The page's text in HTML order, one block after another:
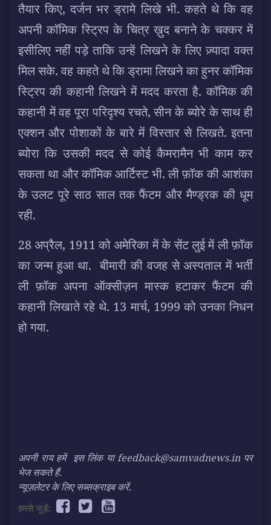
तैयार किए, दर्जन भर ड्रामे लिखे भी. कहते थे कि वह
अपनी कॉमिक स्ट्रिप के चित्र ख़ुद बनाने के चक्कर में
इसीलिए नहीं पड़े ताकि उन्हें लिखने के लिए ज़्यादा वक्त
मिल सके. वह कहते थे कि ड्रामा लिखने का हुनर कॉमिक
स्ट्रिप की कहानी लिखने में मदद करता है. कॉमिक की
कहानी में वह पूरा परिदृश्य रचते, सीन के ब्योरे के साथ ही
एक्शन और पोशाकों के बारे में विस्तार से लिखते. इतना
ब्योरा कि उसकी मदद से कोई कैमरामैन भी काम कर
सकता था और कॉमिक आर्टिस्ट भी. ली फ़ॉक की आशंका
के उलट पूरे साठ साल तक फैंटम और मैण्ड्रक की धूम
रही.
28 अप्रैल, 1911 को अमेरिका में के सेंट लुई में ली फ़ॉक
का जन्म हुआ था. बीमारी की वजह से अस्पताल में भर्ती
ली फ़ॉक अपना ऑक्सीज़न मास्क हटाकर फैंटम की
कहानी लिखाते रहे थे. 13 मार्च, 1999 को उनका निधन
हो गया.
अपनी राय हमें इस लिंक या feedback@samvadnews.in पर
भेज सकते हैं.
न्यूज़लेटर के लिए सब्सक्राइब करें.
हमसे जुड़ें: